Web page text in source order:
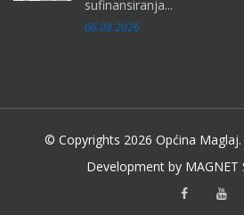
sufinansiranja...
06.08.2026
© Copyrights 2026 Općina
Development by MAGNET